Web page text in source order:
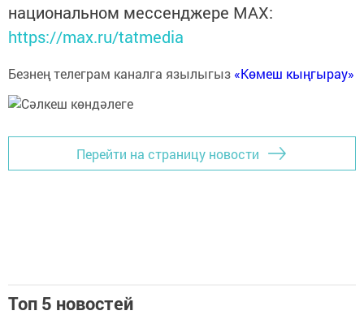
национальном мессенджере MАХ:
https://max.ru/tatmedia
Безнең телеграм каналга язылыгыз «Көмеш кыңгырау»
Перейти на страницу новости
Топ 5 новостей